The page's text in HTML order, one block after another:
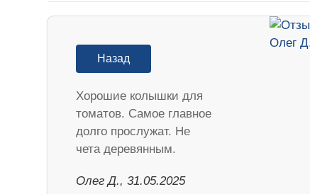
Назад
Хорошие колышки для
томатов. Самое главное
долго прослужат. Не
чета деревянным.
Олег Д., 31.05.2025